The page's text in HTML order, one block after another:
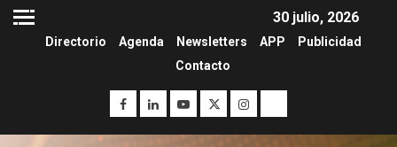
30 julio, 2026
Directorio Agenda Newsletters APP
Publicidad
Contacto